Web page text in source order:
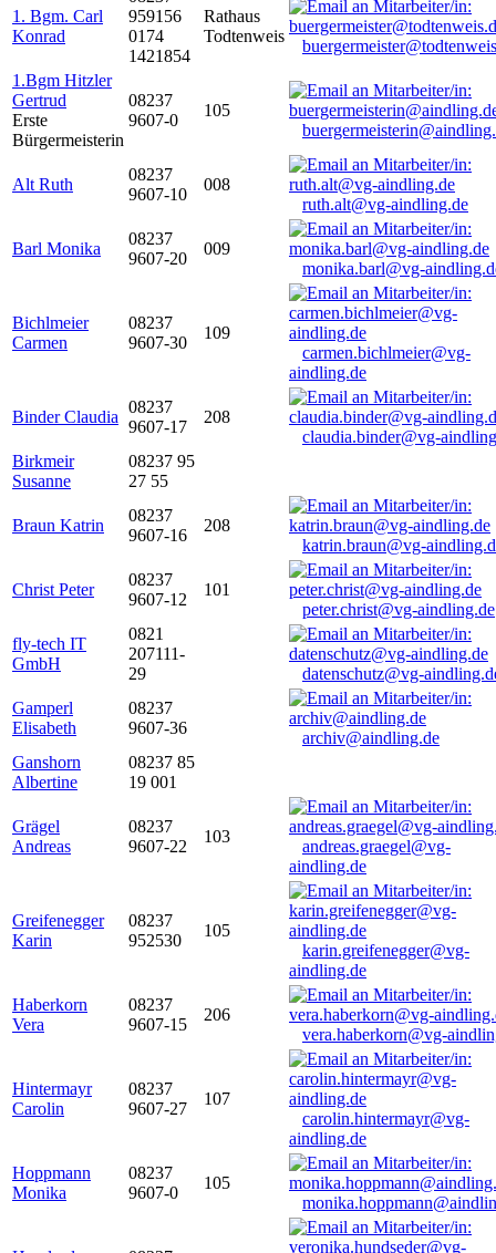
1. Bgm. Carl
Konrad
959156
0174
1421854
Rathaus
Todtenweis
1.Bgm Hitzler
Gertrud
Erste
Bürgermeisterin
08237
9607-0
105
Alt Ruth
08237
9607-10
008
ruth.alt@vg-aindling.de
Barl Monika
08237
9607-20
009
monika.barl@vg-
Bichlmeier
Carmen
08237
9607-30
109
carmen.bichlmeier@vg-
aindling.de
Binder Claudia
08237
9607-17
208
claudia.binder@vg-
Birkmeir
Susanne
08237 95
27 55
Braun Katrin
08237
9607-16
208
katrin.braun@vg-
Christ Peter
08237
9607-12
101
peter.christ@vg-aindling.de
fly-tech IT
GmbH
0821
207111-
29
datenschutz@vg-
Gamperl
Elisabeth
08237
9607-36
archiv@aindling.de
Ganshorn
Albertine
08237 85
19 001
Grägel
Andreas
08237
9607-22
103
andreas.graegel@vg-
aindling.de
Greifenegger
Karin
08237
952530
105
karin.greifenegger@vg-
aindling.de
Haberkorn
Vera
08237
9607-15
206
vera.haberkorn@vg-
Hintermayr
Carolin
08237
9607-27
107
carolin.hintermayr@vg-
aindling.de
Hoppmann
Monika
08237
9607-0
105